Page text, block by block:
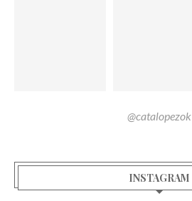
@catalopezok
INSTAGRAM